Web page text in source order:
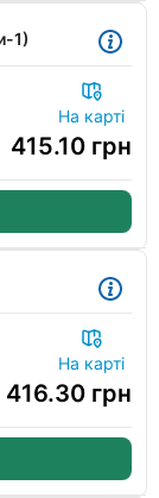
1)
На карті
415.10 грн
На карті
416.30 грн